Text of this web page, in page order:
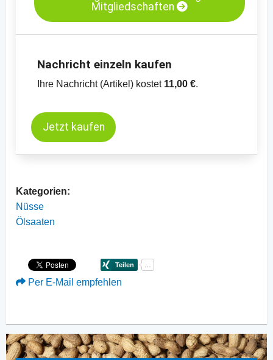
Mitgliedschaften
Nachricht einzeln kaufen
Ihre Nachricht (Artikel) kostet 11,00 €.
Jetzt kaufen
Kategorien:
Nüsse
Ölsaaten
Per E-Mail empfehlen